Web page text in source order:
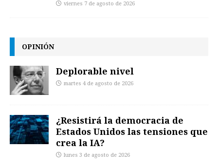
viernes 7 de agosto de 2026
OPINIÓN
Deplorable nivel
martes 4 de agosto de 2026
¿Resistirá la democracia de
Estados Unidos las tensiones que
crea la IA?
lunes 3 de agosto de 2026